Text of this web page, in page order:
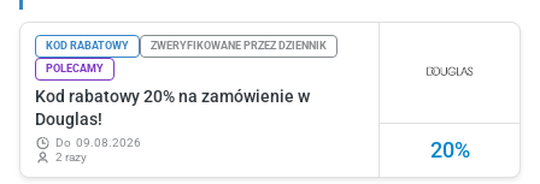
20%
KOD RABATOWY
ZWERYFIKOWANE PRZEZ DZIENNIK
POLECAMY
Kod rabatowy 20% na zamówienie w
Douglas!
do 09.08.2026
2 razy